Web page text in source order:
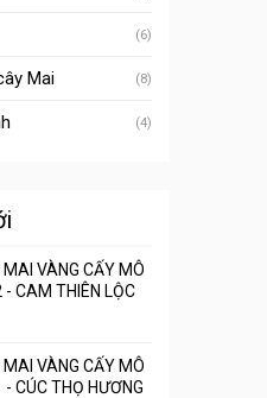
(6)
Mai (8)
(4)
MAI VÀNG CẤY MÔ
- CAM THIÊN LỘC
MAI VÀNG CẤY MÔ
- CÚC THỌ HƯƠNG